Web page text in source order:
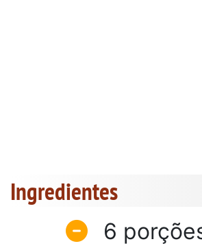
Ingredientes
6